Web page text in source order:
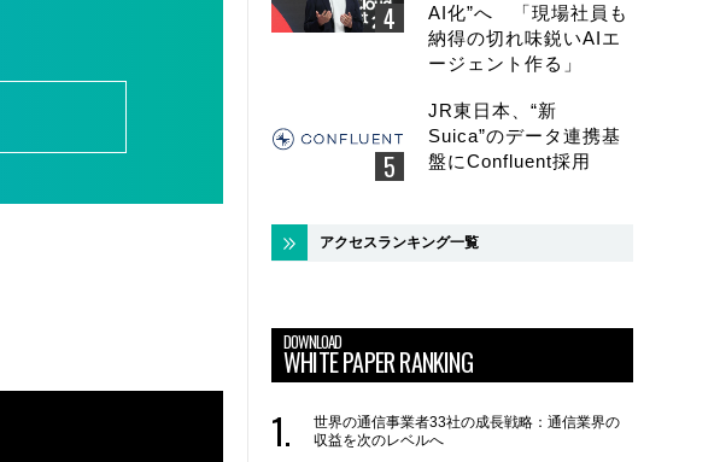
AI化”へ 「現場社員も
納得の切れ味鋭いAIエ
ージェント作る」
JR東日本、“新
Suica”のデータ連携基
盤にConfluent採用
アクセスランキング一覧
DOWNLOAD
WHITE PAPER RANKING
世界の通信事業者33社の成長戦略：通信業界の
収益を次のレベルへ